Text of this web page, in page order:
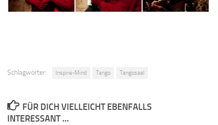
Schlagwörter: Inspire-Mind Tango Tangosaal
FÜR DICH VIELLEICHT EBENFALLS
INTERESSANT …